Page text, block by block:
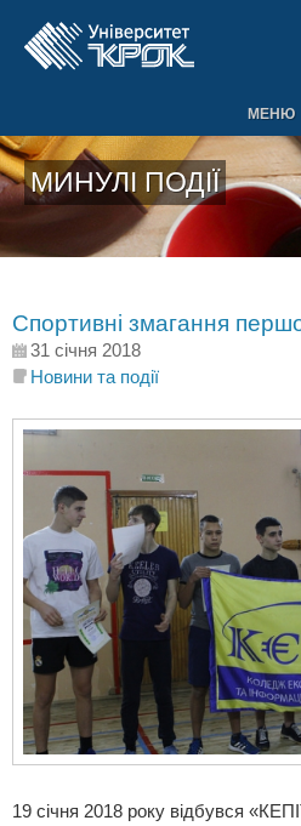
МЕНЮ
МИНУЛІ ПОДІЇ
Спортивні змагання
31 січня 2018
Новини та події
19 січня 2018 року відбувся